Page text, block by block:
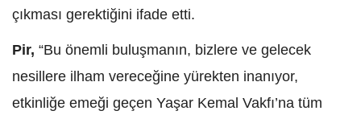
çıkması gerektiğini ifade etti.
Pir, “Bu önemli buluşmanın, bizlere ve gelecek
nesillere ilham vereceğine yürekten inanıyor,
etkinliğe emeği geçen Yaşar Kemal Vakfı’na tüm